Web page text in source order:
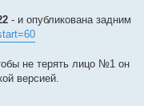
- и опубликована задним
не терять лицо №1 он
версией.